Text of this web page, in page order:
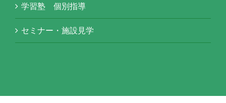
学習塾 個別指導
セミナー・施設見学